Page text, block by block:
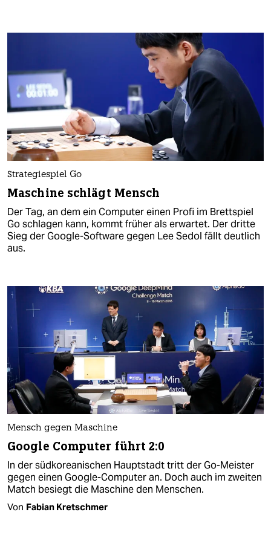
Strategiespiel Go
Maschine schlägt Mensch
Der Tag, an dem ein Computer einen Profi im Brettspiel
Go schlagen kann, kommt früher als erwartet. Der dritte
Sieg der Google-Software gegen Lee Sedol fällt deutlich
aus.
Mensch gegen Maschine
Google Computer führt 2:0
In der südkoreanischen Hauptstadt tritt der Go-Meister
gegen einen Google-Computer an. Doch auch im zweiten
Match besiegt die Maschine den Menschen.
Von Fabian Kretschmer